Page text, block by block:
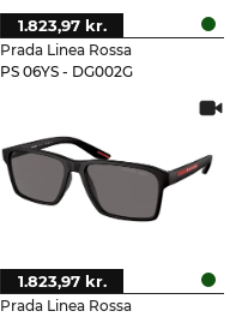
Prada Linea Rossa
PS 06YS - DG002G
1.823,97 kr.
Prada Linea Rossa
1.823,97 kr.